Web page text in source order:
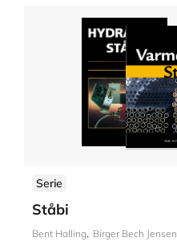
Serie
Ståbi
Bent Halling Birger Bech Jensen